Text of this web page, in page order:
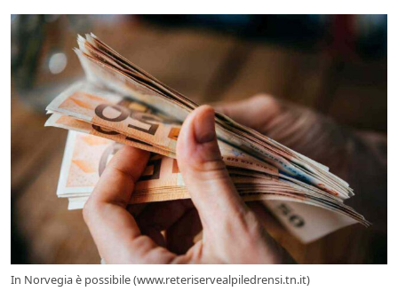
In Norvegia è possibile (www.reteriservealpiledrensi.tn.it)